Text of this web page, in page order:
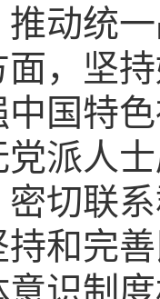
推动统
面，坚
中国特
党派人
密切联
持和完
意识制